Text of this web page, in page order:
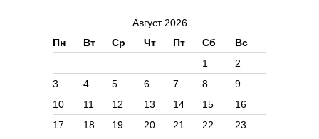
Август 2026
Пн
Вт Ср Чт Пт Сб Вс
1
2
3
4 5 6 7 8
9
10
11 12 13 14 15
16
17
18 19 20 21 22
23